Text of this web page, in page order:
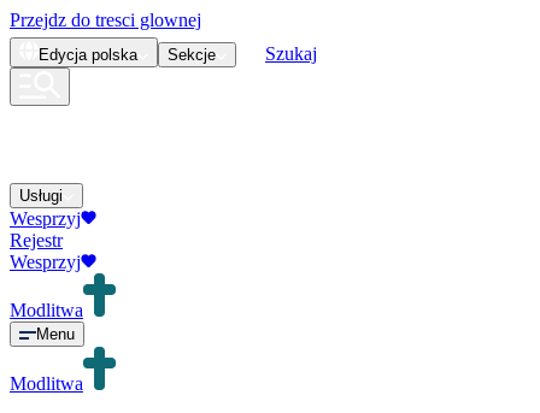
Przejdz do tresci glownej
Edycja polska Sekcje Szukaj
Usługi
Wesprzyj
Rejestr
Wesprzyj
Modlitwa
Menu
Modlitwa